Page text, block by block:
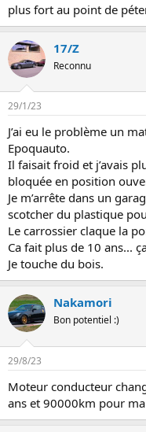
plus fort au point de
17/Z
Reconnu
29/1/23
J’ai eu le problème un
Epoquauto.
Il faisait froid et j’avais
bloquée en position
Je m’arrête dans un
scotcher du plastique
Le carrossier claque la
Ca fait plus de 10 ans...
Je touche du bois.
Nakamori
Bon potentiel :)
29/8/23
Moteur conducteur
ans et 90000km pour